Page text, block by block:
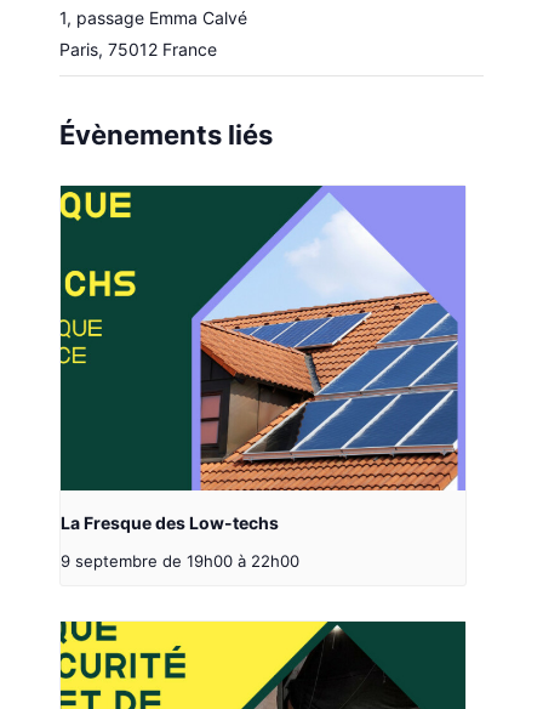
1, passage Emma Calvé
Paris, 75012 France
Évènements liés
La Fresque des Low-techs
9 septembre de 19h00 à 22h00